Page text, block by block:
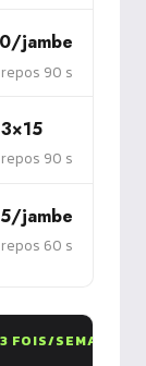
jambe
repos 90 s
3×15
repos 90 s
jambe
repos 60 s
FOIS/SEMAINE